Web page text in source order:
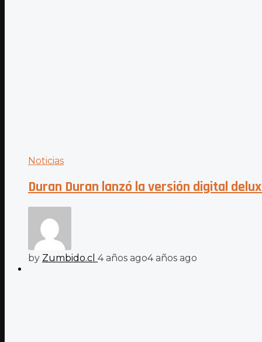
Noticias
Duran Duran lanzó la versión digital
by Zumbido.cl 4 años ago4 años ago